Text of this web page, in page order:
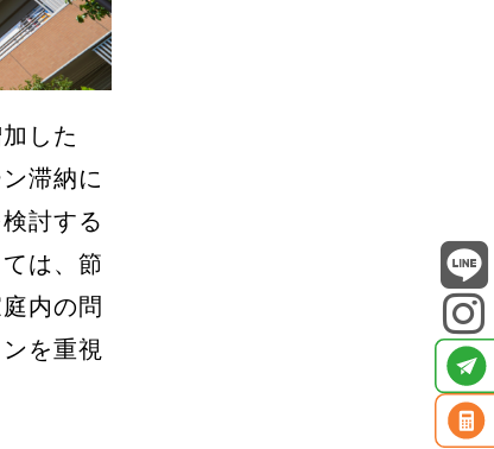
した
滞納に
討する
は、節
内の問
を重視